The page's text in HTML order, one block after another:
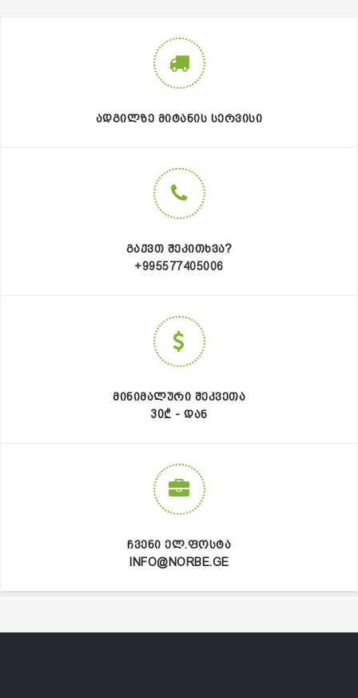
ᲐᲓᲒᲘᲚᲖᲔ ᲛᲘᲢᲐᲜᲘᲡ ᲡᲔᲠᲕᲘᲡᲘ
ᲒᲐᲥᲕᲗ ᲨᲔᲙᲘᲗᲮᲕᲐ?
+995577405006
ᲛᲘᲜᲘᲛᲐᲚᲣᲠᲘ ᲨᲔᲙᲕᲔᲗᲐ
30₾ - ᲓᲐᲜ
ᲩᲕᲔᲜᲘ ᲔᲚ.ᲤᲝᲡᲢᲐ
INFO@NORBE.GE